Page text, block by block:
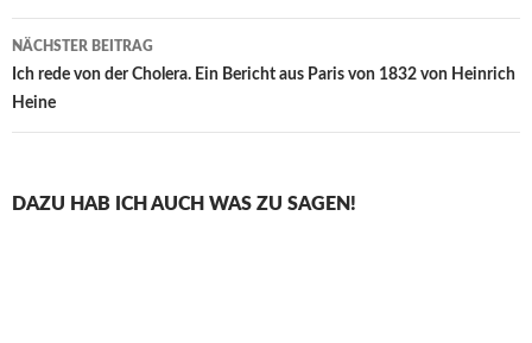
NÄCHSTER BEITRAG
Ich rede von der Cholera. Ein Bericht aus Paris von 1832 von Heinrich
Heine
DAZU HAB ICH AUCH WAS ZU SAGEN!